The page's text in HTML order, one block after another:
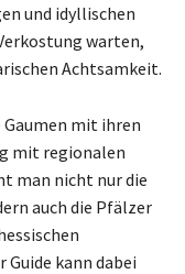
und idyllischen
warten,
Achtsamkeit.
Gaumen mit ihren
mit regionalen
man nicht nur die
auch die Pfälzer
kann dabei